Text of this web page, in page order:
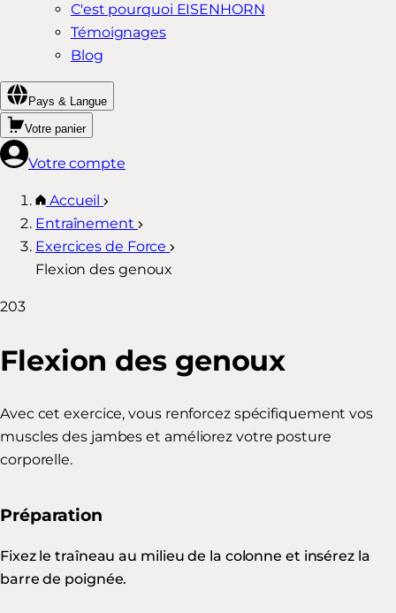
C'est pourquoi EISENHORN
Témoignages
Blog
Pays & Langue
Votre panier
Votre compte
Accueil
Entraînement
Exercices de Force
Flexion des genoux
203
Flexion des genoux
Avec cet exercice, vous renforcez spécifiquement vos
muscles des jambes et améliorez votre posture
corporelle.
Préparation
Fixez le traîneau au milieu de la colonne et insérez la
barre de poignée.